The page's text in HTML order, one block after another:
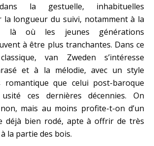
la gestuelle, inhabituelles
la longueur du suivi, notamment à la
là où les jeunes générations
à être plus tranchantes. Dans ce
van Zweden s’intéresse
et à la mélodie, avec un style
romantique que celui post-baroque
ces dernières décennies. On
mais au moins profite-t-on d’un
déjà bien rodé, apte à offrir de très
la partie des bois.